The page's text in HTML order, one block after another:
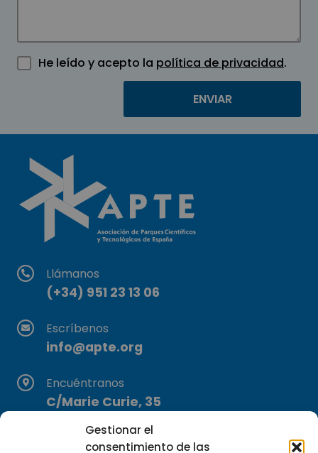
Gestionar el
consentimiento de las
He leído y acepto la política de privacidad.
Llámanos
(+34) 951 23 13 06
Escríbenos
info@apte.org
Encuéntranos
C/Marie Curie, 35
29590 Campanillas, Málaga